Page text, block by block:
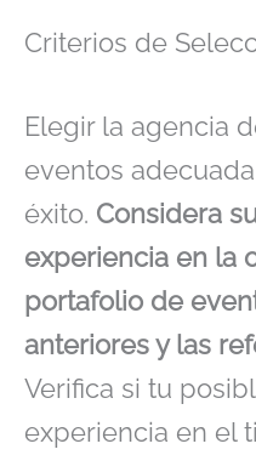
Criterios de
Elegir la agencia
eventos
éxito. Considera
experiencia en la
portafolio de
anteriores y las
Verifica si tu
experiencia en el